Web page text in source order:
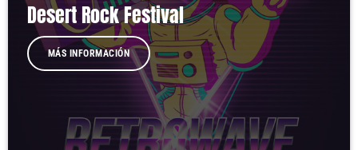
Desert Rock Festival
MÁS INFORMACIÓN